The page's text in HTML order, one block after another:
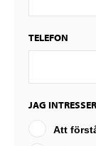
TELEFON
JAG
Att